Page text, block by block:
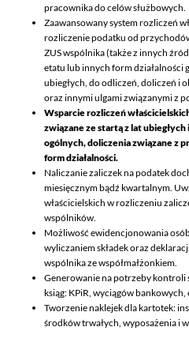
pracownika do celów służbowych.
Zaawansowany system rozliczeń
rozliczenie podatku od
ZUS wspólnika (także z innych
etatu lub innych form działalności
ubiegłych, do odliczeń, doliczeń i
oraz innymi ulgami związanymi z
Wsparcie rozliczeń
związane ze startą z lat
ogólnych, doliczenia związane z
form działalności.
Naliczanie zaliczek na podatek
miesięcznym bądź kwartalnym.
właścicielskich w rozliczeniu
wspólników.
Możliwość ewidencjonowania
wyliczaniem składek oraz
wspólnika ze współmałżonkiem.
Generowanie na potrzeby
ksiąg: KPiR, wyciągów bankowych,
Tworzenie naklejek dla kartotek:
środków trwałych, wyposażenia i